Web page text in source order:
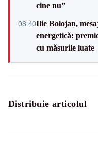
cine nu”
08:40Ilie Bolojan,
energetică:
cu măsurile luate
Distribuie articolul